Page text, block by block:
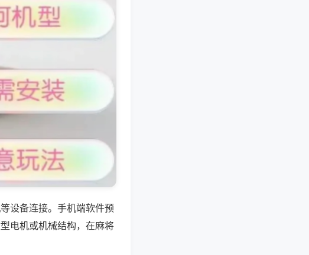
设备连接。手机端软件预
电机或机械结构，在麻将